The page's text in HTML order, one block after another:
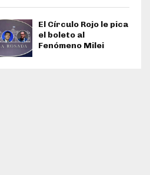
El Círculo Rojo le pica
el boleto al
Fenómeno Milei